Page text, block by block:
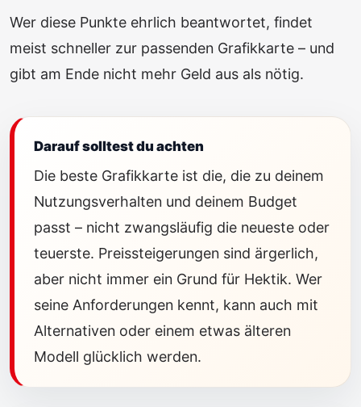
Wer diese Punkte ehrlich beantwortet, findet
meist schneller zur passenden Grafikkarte – und
gibt am Ende nicht mehr Geld aus als nötig.
Darauf solltest du achten
Die beste Grafikkarte ist die, die zu deinem
Nutzungsverhalten und deinem Budget
passt – nicht zwangsläufig die neueste oder
teuerste. Preissteigerungen sind ärgerlich,
aber nicht immer ein Grund für Hektik. Wer
seine Anforderungen kennt, kann auch mit
Alternativen oder einem etwas älteren
Modell glücklich werden.